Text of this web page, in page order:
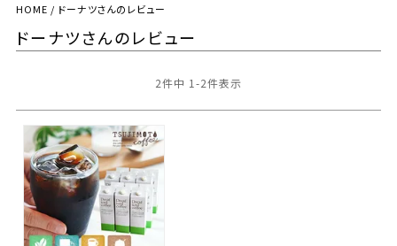
HOME ドーナツさんのレビュー
ドーナツさんのレビュー
2件中 1 -2件表示